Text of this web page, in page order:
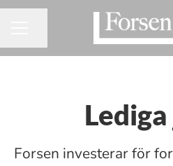
Forsen investerar för